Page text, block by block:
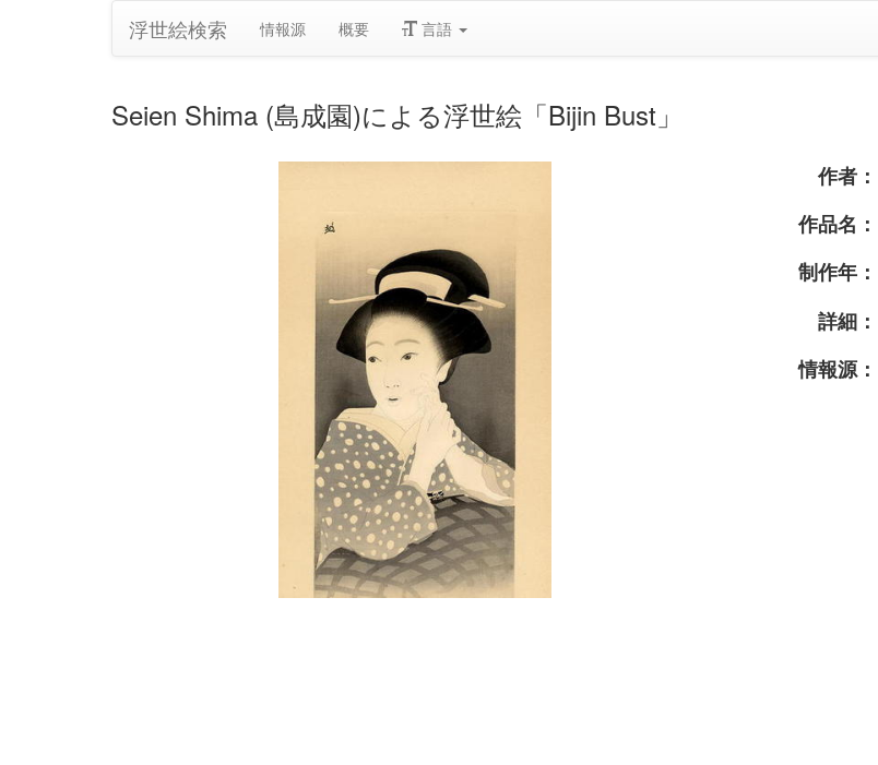
浮世絵検索 情報源 概要 言語
Seien Shima (島成園)による浮世絵「Bijin Bust」
作者：
作品名：
制作年：
詳細：
情報源：